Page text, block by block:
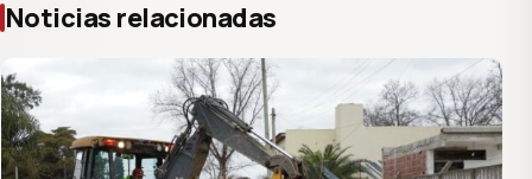
Noticias relacionadas